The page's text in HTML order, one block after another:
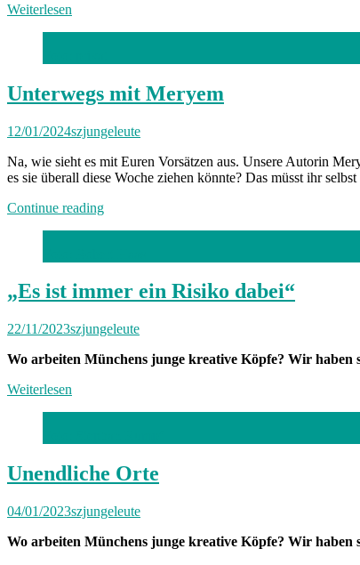
Weiterlesen
Unterwegs mit Meryem
12/01/2024szjungeleute
Na, wie sieht es mit Euren Vorsätzen aus. Unsere Autorin
es sie überall diese Woche ziehen könnte? Das müsst ihr selbst
Continue reading„Unterwegs
„Es ist immer ein Risiko dabei“
22/11/2023szjungeleute
Wo arbeiten Münchens junge kreative Köpfe? Wir haben
Weiterlesen
Unendliche Orte
04/01/2023szjungeleute
Wo arbeiten Münchens junge kreative Köpfe? Wir haben